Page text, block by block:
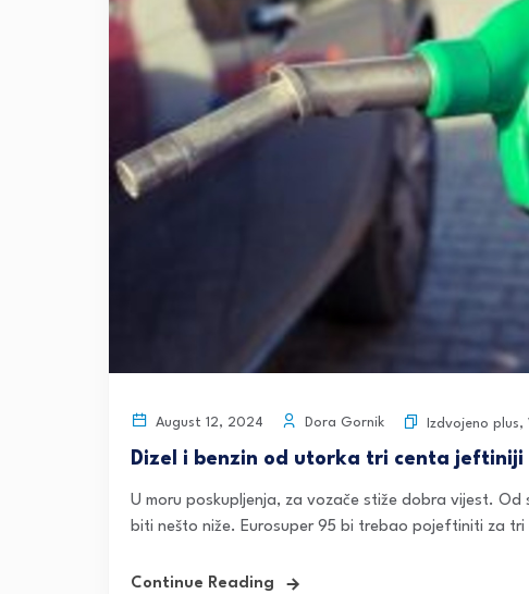
August 12, 2024 Dora Gornik Izdvojeno plus,
Dizel i benzin od utorka tri centa jeftiniji
U moru poskupljenja, za vozače stiže dobra vijest.
biti nešto niže. Eurosuper 95 bi trebao pojeftiniti za
Continue Reading